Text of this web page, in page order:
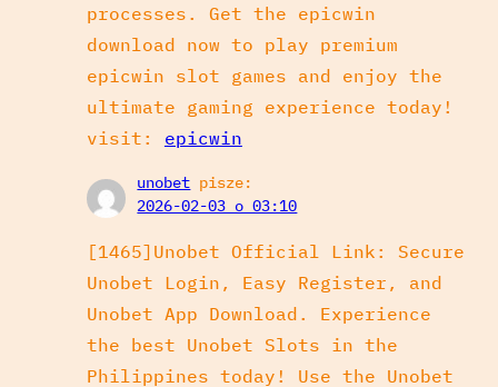
processes. Get the epicwin
download now to play premium
epicwin slot games and enjoy the
ultimate gaming experience today!
visit: epicwin
unobet pisze:
2026-02-03 o 03:10
[1465]Unobet Official Link: Secure
Unobet Login, Easy Register, and
Unobet App Download. Experience
the best Unobet Slots in the
Philippines today! Use the Unobet